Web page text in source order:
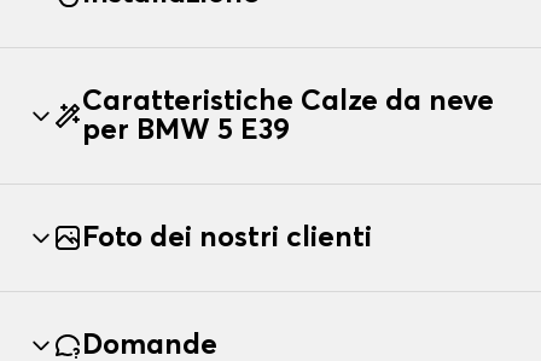
Caratteristiche Calze da neve
per BMW 5 E39
Foto dei nostri clienti
Domande